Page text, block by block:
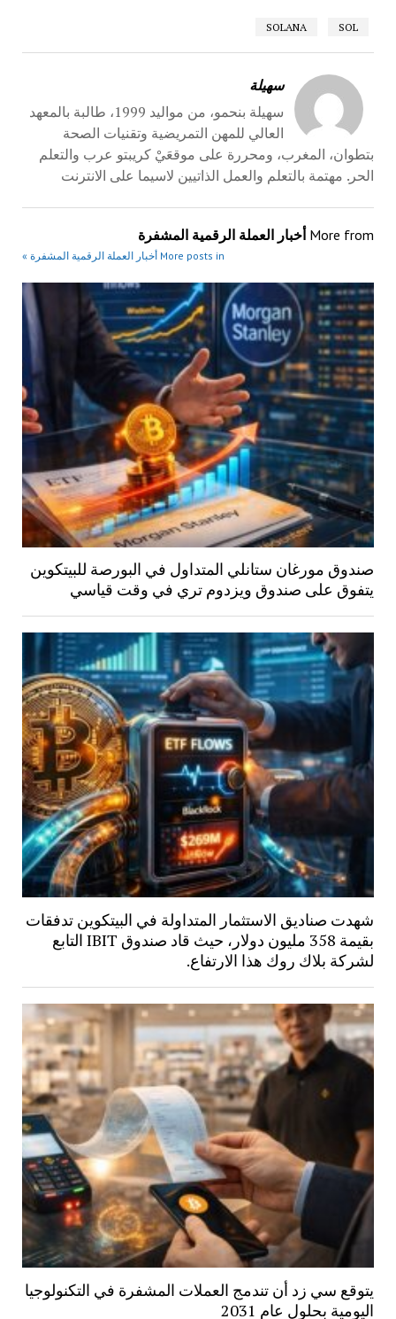
SOL
SOLANA
سهيلة
سهيلة بنحمو، من مواليد 1999، طالبة بالمعهد
العالي للمهن التمريضية وتقنيات الصحة
بتطوان، المغرب، ومحررة على موقعَيْ كريبتو عرب والتعلم
الحر. مهتمة بالتعلم والعمل الذاتيين لاسيما على الانترنت
More from أخبار العملة الرقمية المشفرة
More posts in أخبار العملة الرقمية المشفرة »
صندوق مورغان ستانلي المتداول في البورصة للبيتكوين
يتفوق على صندوق ويزدوم تري في وقت قياسي
شهدت صناديق الاستثمار المتداولة في البيتكوين تدفقات
بقيمة 358 مليون دولار، حيث قاد صندوق IBIT التابع
لشركة بلاك روك هذا الارتفاع.
يتوقع سي زد أن تندمج العملات المشفرة في التكنولوجيا
اليومية بحلول عام 2031